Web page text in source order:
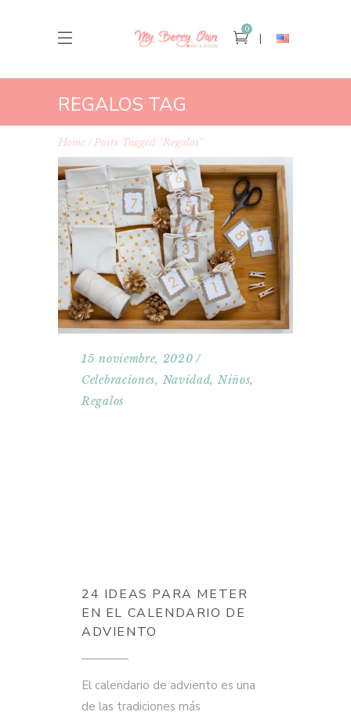
0
REGALOS TAG
Home Posts Tagged "regalos"
15 noviembre, 2020
Celebraciones, Navidad, Niños,
Regalos
24 IDEAS PARA METER
EN EL CALENDARIO DE
ADVIENTO
El calendario de adviento es una
de las tradiciones más